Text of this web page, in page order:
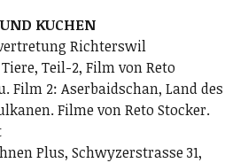
KUCHEN
Richterswil
Teil-2, Film von Reto
Film 2: Aserbaidschan, Land des
Filme von Reto Stocker.
Plus, Schwyzerstrasse 31,